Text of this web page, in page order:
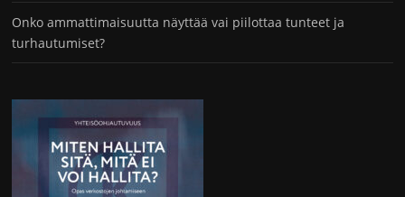
Onko ammattimaisuutta näyttää vai piilottaa tunteet ja
turhautumiset?